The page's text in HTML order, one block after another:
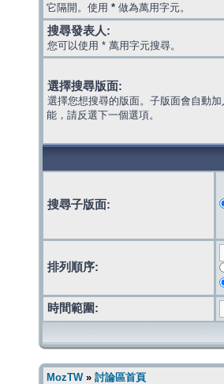
它隔開。使用 * 做為萬用字元。
搜尋發表人:
您可以使用 * 萬用字元搜尋。
選擇搜尋版面:
選擇您想搜尋的版面。子版面會自動
能，請反選下一個選項。
搜尋子版面:
排列順序:
時間範圍:
MozTW» 討論區首頁